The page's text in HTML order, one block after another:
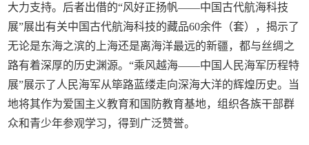
大力支持。后者出借的“风好正扬帆——中国古代航海科技
展”展出有关中国古代航海科技的藏品60余件（套），揭示了
无论是东海之滨的上海还是离海洋最远的新疆，都与丝绸之
路有着深厚的历史渊源。“乘风越海——中国人民海军历程特
展”展示了人民海军从筚路蓝缕走向深海大洋的辉煌历史。当
地将其作为爱国主义教育和国防教育基地，组织各族干部群
众和青少年参观学习，得到广泛赞誉。